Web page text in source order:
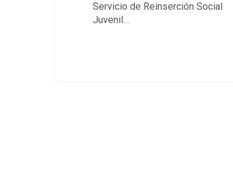
Servicio de Reinserción Social
Juvenil…